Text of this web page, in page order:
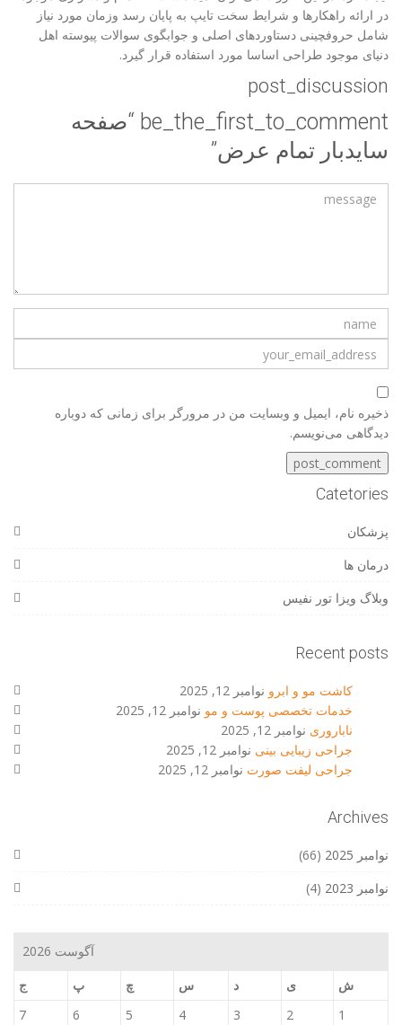
در ارائه راهکارها و شرایط سخت تایپ به پایان رسد وزمان مورد نیاز
شامل حروفچینی دستاوردهای اصلی و جوابگوی سوالات پیوسته اهل
دنیای موجود طراحی اساسا مورد استفاده قرار گیرد.
post_discussion
be_the_first_to_comment “صفحه
سایدبار تمام عرض”
ذخیره نام، ایمیل و وبسایت من در مرورگر برای زمانی که دوباره
دیدگاهی می‌نویسم.
Catetories
پزشکان
درمان ها
وبلاگ ویزا تور نفیس
Recent posts
کاشت مو و ابرو نوامبر 12, 2025
خدمات تخصصی پوست و مو نوامبر 12, 2025
ناباروری نوامبر 12, 2025
جراحی زیبایی بینی نوامبر 12, 2025
جراحی لیفت صورت نوامبر 12, 2025
Archives
نوامبر 2025
(66)
نوامبر 2023
(4)
آگوست 2026
ش
ی د س چ پ
ج
1
2
3
4
5
6
7